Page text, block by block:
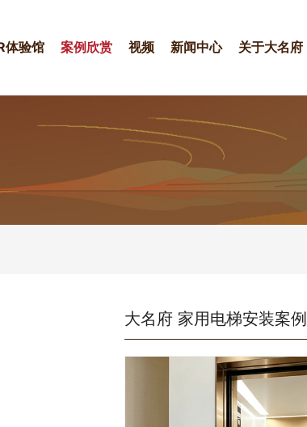
体验馆 案例欣赏 视频 新闻中心 关于大名府
大名府 家用电梯安装案例